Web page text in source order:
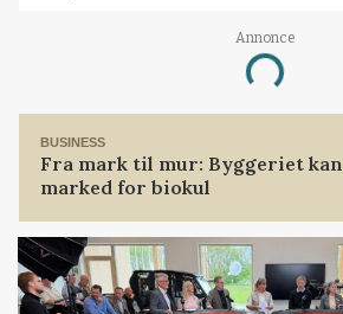
Annonce
Loading...
BUSINESS
Fra mark til mur: Byggeriet
marked for biokul